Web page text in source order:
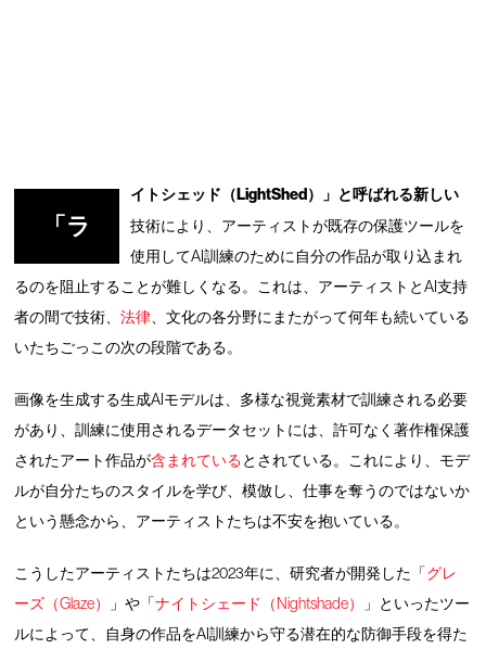
「ラ
イトシェッド（LightShed）」と呼ばれる新しい
技術により、アーティストが既存の保護ツールを
使用してAI訓練のために自分の作品が取り込まれ
るのを阻止することが難しくなる。これは、アーティストとAI支持
者の間で技術、法律 、文化の各分野にまたがって何年も続いている
いたちごっこの次の段階である。
画像を生成する生成AIモデルは、多様な視覚素材で訓練される必要
があり、訓練に使用されるデータセットには、許可なく著作権保護
されたアート作品が含まれているとされている。これにより、モデ
ルが自分たちのスタイルを学び、模倣し、仕事を奪うのではないか
という懸念から、アーティストたちは不安を抱いている。
こうしたアーティストたちは2023年に、研究者が開発した「グレ
ーズ（Glaze）
」や「ナイトシェード（Nightshade）
」といったツー
ルによって、自身の作品をAI訓練から守る潜在的な防御手段を得た